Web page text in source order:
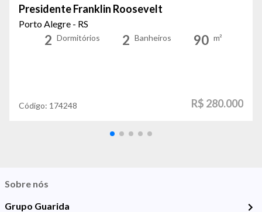
Presidente Franklin Roosevelt
Porto Alegre - RS
2 Dormitórios 2 Banheiros 90 m²
Código: 174248 R$ 280.000
Sobre nós
Grupo Guarida